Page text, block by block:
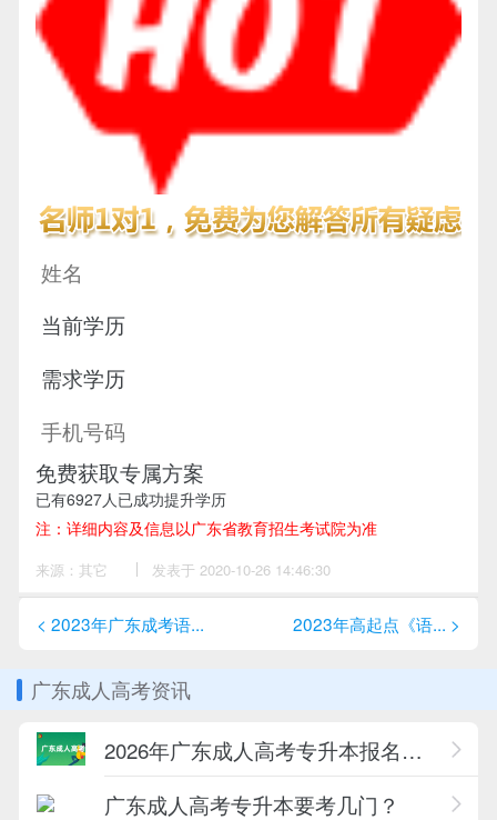
免费获取专属方案
已有6927人已成功提升学历
注：详细内容及信息以广东省教育招生考试院为准
来源：其它
者：
尹
老
师
发表于 2020-10-26 14:46:30
< 2023年广东成考语... 2023年高起点《语... >
广东成人高考资讯
2026年广东成人高考专升本报名条件一览
广东成人高考专升本要考几门？